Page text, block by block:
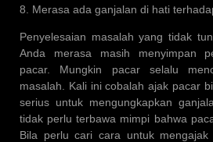
8. Merasa ada ganjalan di hati
Penyelesaian masalah yang tidak
Anda merasa masih menyimpan
pacar. Mungkin pacar selalu
masalah. Kali ini cobalah ajak pacar
serius untuk mengungkapkan
tidak perlu terbawa mimpi bahwa
Bila perlu cari cara untuk